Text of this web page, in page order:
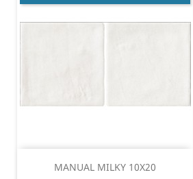
MANUAL MILKY 10X20